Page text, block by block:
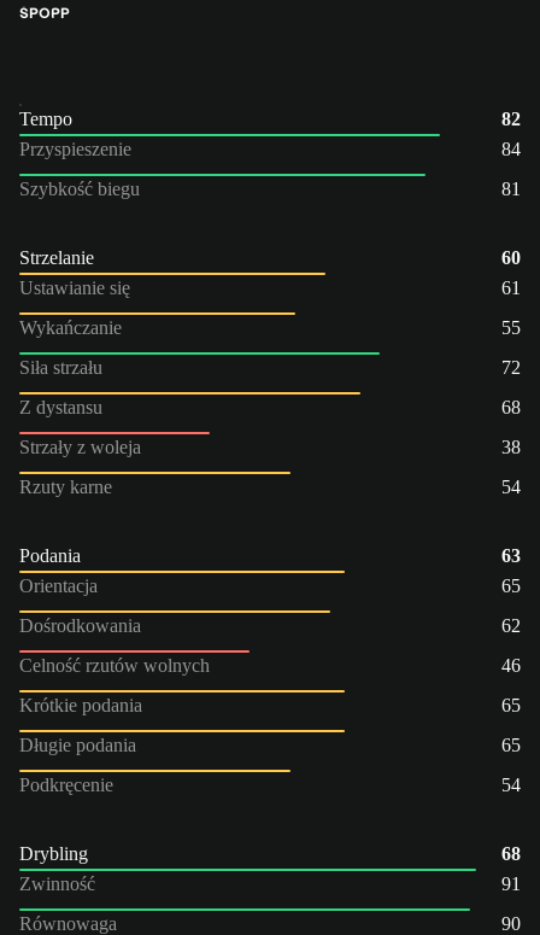
ŚPOPP
Tempo
82
Przyspieszenie
84
Szybkość biegu
81
Strzelanie
60
Ustawianie się
61
Wykańczanie
55
Siła strzału
72
Z dystansu
68
Strzały z woleja
38
Rzuty karne
54
Podania
63
Orientacja
65
Dośrodkowania
62
Celność rzutów wolnych
46
Krótkie podania
65
Długie podania
65
Podkręcenie
54
Drybling
68
Zwinność
91
Równowaga
90